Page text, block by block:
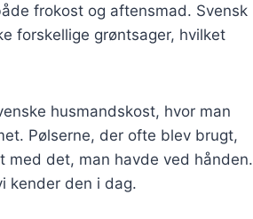
frokost og aftensmad. Svensk
forskellige grøntsager, hvilket
husmandskost, hvor man
Pølserne, der ofte blev brugt,
det, man havde ved hånden.
kender den i dag.